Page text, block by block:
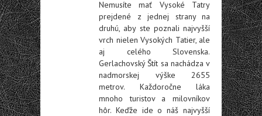
Nemusíte mať Vysoké Tatry
prejdené z jednej strany na
druhú, aby ste poznali najvyšší
vrch nielen Vysokých Tatier, ale
aj celého Slovenska.
Gerlachovský Štít sa nachádza v
nadmorskej výške 2655
metrov. Každoročne láka
mnoho turistov a milovníkov
hôr. Keďže ide o náš najvyšší